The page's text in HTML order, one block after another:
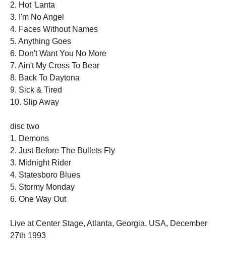
2. Hot 'Lanta
3. I'm No Angel
4. Faces Without Names
5. Anything Goes
6. Don't Want You No More
7. Ain't My Cross To Bear
8. Back To Daytona
9. Sick & Tired
10. Slip Away
disc two
1. Demons
2. Just Before The Bullets Fly
3. Midnight Rider
4. Statesboro Blues
5. Stormy Monday
6. One Way Out
Live at Center Stage, Atlanta, Georgia, USA, December
27th 1993